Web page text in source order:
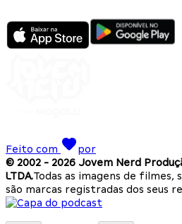
Feito com
por
© 2002 - 2026 Jovem Nerd
LTDA.Todas as imagens de filmes,
são marcas registradas dos seus